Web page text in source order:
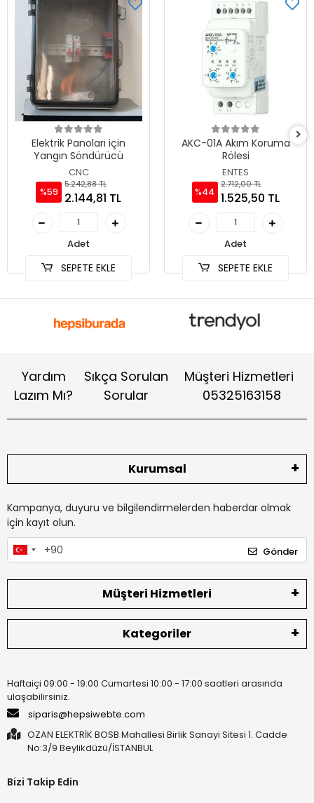
Elektrik Panoları için
Yangın Söndürücü
CNC
%59
5.242,88 TL
2.144,81 TL
Adet
SEPETE EKLE
AKC-01A Akım Koruma
Rölesi
ENTES
%44
2.712,00 TL
1.525,50 TL
Adet
SEPETE EKLE
Yardım
Lazım Mı?
Sıkça Sorulan
Sorular
Müşteri Hizmetleri
05325163158
Kurumsal
Kampanya, duyuru ve bilgilendirmelerden haberdar olmak
için kayıt olun.
Gönder
Müşteri Hizmetleri
Kategoriler
Haftaiçi 09:00 - 19:00 Cumartesi 10:00 - 17:00 saatleri arasında
ulaşabilirsiniz.
siparis@hepsiwebte.com
OZAN ELEKTRİK BOSB Mahallesi Birlik Sanayi Sitesi 1. Cadde
No:3/9 Beylikdüzü/İSTANBUL
Bizi Takip Edin